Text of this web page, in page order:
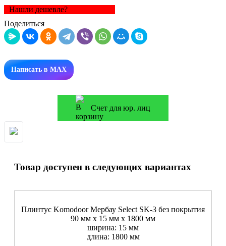
Нашли дешевле?
Поделиться
Написать в MAX
Счет для юр. лиц
Товар доступен в следующих вариантах
Плинтус Komodoor Мербау Select SK-3 без покрытия
90 мм х 15 мм х 1800 мм
ширина: 15 мм
длина: 1800 мм